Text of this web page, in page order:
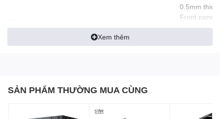
Material
0.5mm
Front panel
Left side full
Weight (kg)
NW/GW:
Expansion slots
Top:
Xem thêm
SẢN PHẨM THƯỜNG MUA CÙNG